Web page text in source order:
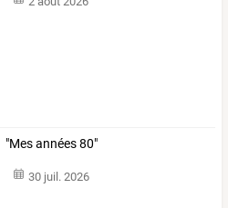
"Mes années 80"
30 juil. 2026